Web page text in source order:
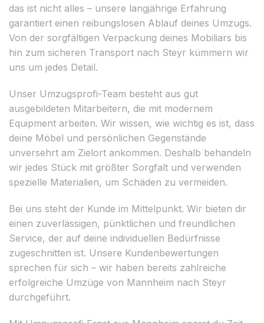
das ist nicht alles – unsere langjährige Erfahrung
garantiert einen reibungslosen Ablauf deines Umzugs.
Von der sorgfältigen Verpackung deines Mobiliars bis
hin zum sicheren Transport nach Steyr kümmern wir
uns um jedes Detail.
Unser Umzugsprofi-Team besteht aus gut
ausgebildeten Mitarbeitern, die mit modernem
Equipment arbeiten. Wir wissen, wie wichtig es ist, dass
deine Möbel und persönlichen Gegenstände
unversehrt am Zielort ankommen. Deshalb behandeln
wir jedes Stück mit größter Sorgfalt und verwenden
spezielle Materialien, um Schäden zu vermeiden.
Bei uns steht der Kunde im Mittelpunkt. Wir bieten dir
einen zuverlässigen, pünktlichen und freundlichen
Service, der auf deine individuellen Bedürfnisse
zugeschnitten ist. Unsere Kundenbewertungen
sprechen für sich – wir haben bereits zahlreiche
erfolgreiche Umzüge von Mannheim nach Steyr
durchgeführt.